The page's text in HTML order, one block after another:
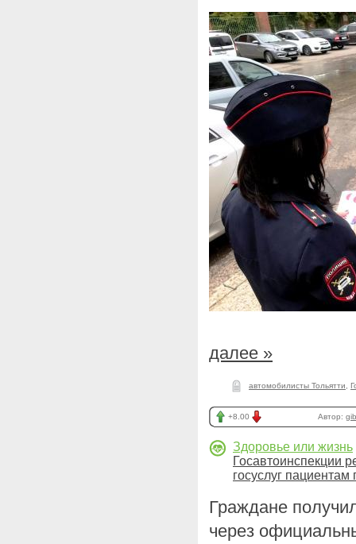
далее »
автомобилисты Тольятти
+8.00 Автор:
Здоровье или жизнь
Госавтоинспекции
госуслуг пациентам
Граждане
через